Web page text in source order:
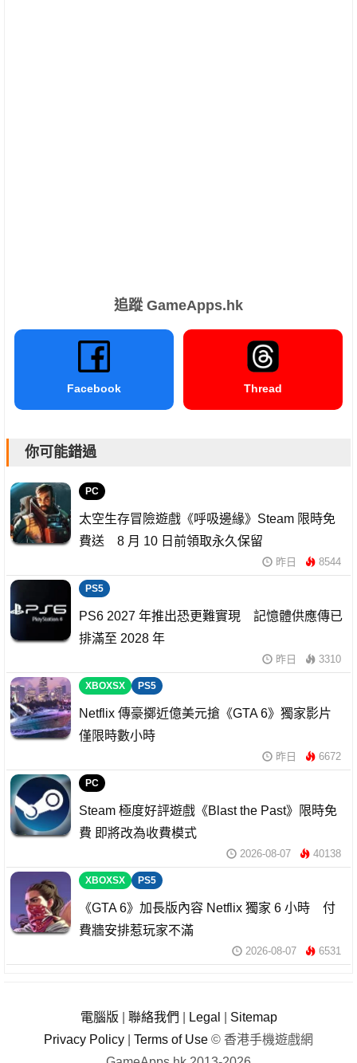
追蹤 GameApps.hk
Facebook Thread
你可能錯過
PC
太空生存冒險遊戲《呼吸邊緣》Steam 限時免
費送 8 月 10 日前領取永久保留
昨日 8544
PS5
PS6 2027 年推出恐更難實現 記憶體供應傳已
排滿至 2028 年
昨日 3310
XBOXSX PS5
Netflix 傳豪擲近億美元搶《GTA 6》獨家影片
僅限時數小時
昨日 6672
PC
Steam 極度好評遊戲《Blast the Past》限時免
費 即將改為收費模式
2026-08-07 40138
XBOXSX PS5
《GTA 6》加長版內容 Netflix 獨家 6 小時 付
費牆安排惹玩家不滿
2026-08-07 6531
電腦版 聯絡我們 Legal
Sitemap
Privacy Policy
Terms of Use © 香港手機遊戲網